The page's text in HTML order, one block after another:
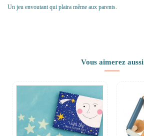
Un jeu envoutant qui plaira même aux parents.
Vous aimerez aussi